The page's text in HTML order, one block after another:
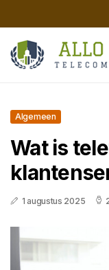
Algemeen
Wat is
1 augustus 2025